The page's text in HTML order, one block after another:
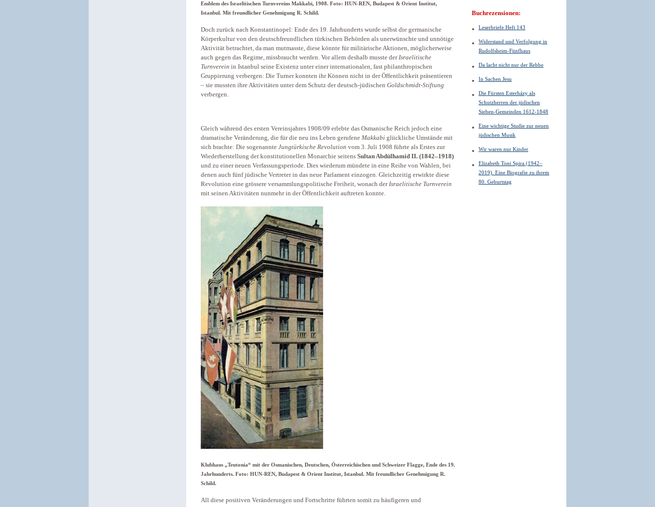
Emblem des Israelitischen Turnvereins Makkabi, 1908. Foto: HUN-REN, Budapest & Orient Institut,
Istanbul. Mit freundlicher Genehmigung R. Schild.
Doch zurück nach Konstantinopel: Ende des 19. Jahrhunderts wurde selbst die germanische
Körperkultur von den deutschfreundlichen türkischen Behörden als unerwünschte und unnötige
Aktivität betrachtet, da man mutmasste, diese könnte für militärische Aktionen, möglicherweise
auch gegen das Regime, missbraucht werden. Vor allem deshalb musste derIsraelitische
Turnverein in Istanbul seine Existenz unter einer internationalen, fast philanthropischen
Gruppierung verbergen: Die Turner konnten ihr Können nicht in der Öffentlichkeit präsentieren
– sie mussten ihre Aktivitäten unter dem Schutz der deutsch-jüdischen Goldschmidt-Stiftung
verbergen.
Gleich während des ersten Vereinsjahres 1908/09 erlebte das Osmanische Reich jedoch eine
dramatische Veränderung, die für die neu ins Leben gerufene Makkabi glückliche Umstände mit
sich brachte: Die sogenannte Jungtürkische Revolution vom 3. Juli 1908 führte als Erstes zur
Wiederherstellung der konstitutionellen Monarchie seitens Sultan Abdülhamid II. (1842–1918)
und zu einer neuen Verfassungsperiode. Dies wiederum mündete in eine Reihe von Wahlen, bei
denen auch fünf jüdische Vertreter in das neue Parlament einzogen. Gleichzeitig erwirkte diese
Revolution eine grössere versammlungspolitische Freiheit, wonach derIsraelitische Turnverein
mit seinen Aktivitäten nunmehr in der Öffentlichkeit auftreten konnte.
Klubhaus „Teutonia“ mit der Osmanischen, Deutschen, Österreichischen und Schweizer Flagge, Ende des 19.
Jahrhunderts. Foto: HUN-REN, Budapest & Orient Institut, Istanbul. Mit freundlicher Genehmigung R.
Schild.
All diese positiven Veränderungen und Fortschritte führten somit zu häufigeren und
Buchrezensionen:
Leserbriefe Heft 143
Widerstand und Verfolgung in
Rudolfsheim-Fünfhaus
Da lacht nicht nur der Rebbe
In Sachen Jesu
Die Fürsten Esterházy als
Schutzherren der jüdischen
Sieben-Gemeinden 1612-1848
Eine wichtige Studie zur neuen
jüdischen Musik
Wir waren nur Kinder
Elizabeth Toni Spira (1942–
2019). Eine Biografie zu ihrem
80. Geburtstag